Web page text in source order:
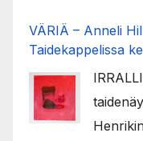
VÄRIÄ – Anneli
Taidekappelissa